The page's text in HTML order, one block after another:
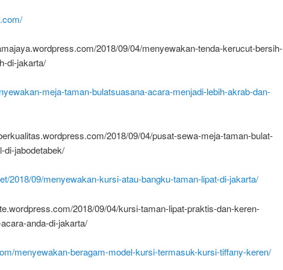
2018/09/04/menyewakan-tenda-kerucut-bersih-
di-jakarta/
meja-taman-bulatsuasana-acara-menjadi-lebih-akrab-dan-
2018/09/04/pusat-sewa-meja-taman-bulat-
di-jabodetabek/
2018/09/menyewakan-kursi-atau-bangku-taman-lipat-di-jakarta/
2018/09/04/kursi-taman-lipat-praktis-dan-keren-
anda-di-jakarta/
menyewakan-beragam-model-kursi-termasuk-kursi-tiffany-keren/